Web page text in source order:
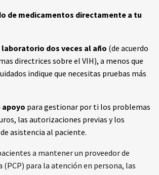
de medicamentos directamente a tu
dos veces al año (de acuerdo
directrices sobre el VIH), a menos que
indique que necesitas pruebas más
apoyo para gestionar por ti los problemas
las autorizaciones previas y los
asistencia al paciente.
a mantener un proveedor de
para la atención en persona, las